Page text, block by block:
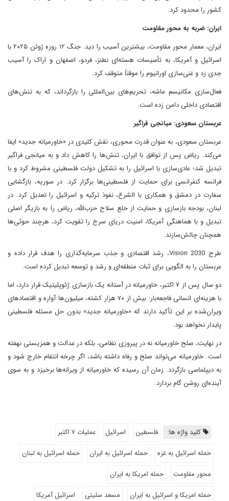
کشور را محدود کرد.
ایران: ضربه به محور مقاومت
ایران، معمار محور مقاومت، بیشترین آسیب را دید. جنگ ۱۲ روزه ژوئن ۲۰۲۵ با
اسرائیل و آمریکا، به تأسیسات هسته‌ای نطنز، فردو، اصفهان و اراک را آسیب
جدی زد و غنی‌سازی اورانیوم را موقتاً متوقف کرد.
فعال‌سازی مکانیسم ماشه، تحریم‌های بین‌المللی را بازگرداند، که به تنش‌های
اقتصادی داخلی دامن زده است.
عربستان سعودی: میانجی فراگیر
عربستان سعودی، به عنوان قدرت محوری، نقش کلیدی در «خاورمیانه جدید» ایفا
می‌کند. ریاض پس از توافق با ایران، تنش‌ها را کاهش داد و به میانجی فراگیر
تبدیل شد؛ عادی‌سازی با اسرائیل را به تشکیل دولت فلسطینی مشروط کرد و با
فرانسه کنفرانسی برای حمایت از فلسطینی‌ها برگزار کرد. در سوریه، بازگشایی
سفارت در دمشق و همکاری با الشرع، نفوذ ترکیه و اسرائیل را تعدیل کرد. در
لبنان، بودجه بازسازی و حمایت از خلع سلاح حزب‌الله، ریاض را به بازیگر اصلی
تبدیل و با هماهنگی آمریکا، امنیت دریای سرخ را تقویت کرد، هرچند حوثی‌ها
همچنان چالش‌سازند.
طرح Vision 2030، رشد اقتصادی و جذب سرمایه‌گذاری را هدف قرار داده و
عربستان را به الگویی برای ثبات منطقه‌ای و رشد و توسعه تبدیل کرده است.
دو سال پس از ۷ اکتبر، خاورمیانه در آستانه یک بازسازی ژئوپلیتیک قرار دارد، اما
با هزینه‌ای انسانی فاجعه‌بار: بیش از ۷۰ هزار کشته، میلیون‌ها آواره و اقتصادهای
ویران‌شده بر این تأکید دارند که «خاورمیانه جدید» بدون حل مسئله فلسطینی
پایدار نخواهد بود.
در نهایت، صلح خاورمیانه نه در پیروزی نظامی، بلکه در عدالت و همزیستی نهفته
است. خاورمیانه می‌تواند صلح و رفاه داشته باشد، اگر چرخه انتقام خارج شود و
به دیپلماسی بازگردد. زمان آن رسیده که خاورمیانه از ویرانه‌ها برخیزد و به سوی
آینده‌ای روشن گام بردارد.
کلید واژه ها: فلسطین اسرائیل
عملیات ۷ اکتبر
حمله اسرائیل به غزه
حمله اسرائیل به ایران
حمله اسرائیل به لبنان
محور مقاومت
حمله امریکا به ایران
حمله امریکا و اسرائیل به ایران
مسعد سلیتی
اسرائیل آمریکا